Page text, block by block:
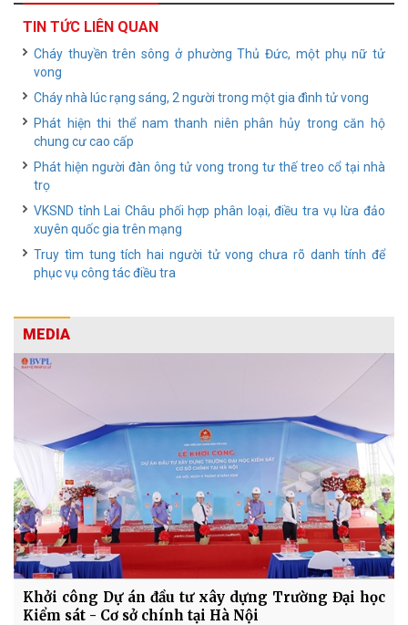
TIN TỨC LIÊN QUAN
Cháy thuyền trên sông ở phường Thủ Đức, một phụ nữ tử
vong
Cháy nhà lúc rạng sáng, 2 người trong một gia đình tử vong
Phát hiện thi thể nam thanh niên phân hủy trong căn hộ
chung cư cao cấp
Phát hiện người đàn ông tử vong trong tư thế treo cổ tại nhà
trọ
VKSND tỉnh Lai Châu phối hợp phân loại, điều tra vụ lừa đảo
xuyên quốc gia trên mạng
Truy tìm tung tích hai người tử vong chưa rõ danh tính để
phục vụ công tác điều tra
MEDIA
Khởi công Dự án đầu tư xây dựng Trường Đại học
Kiểm sát - Cơ sở chính tại Hà Nội